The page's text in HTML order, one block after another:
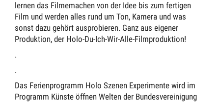
lernen das Filmemachen von der Idee bis zum fertigen
Film und werden alles rund um Ton, Kamera und was
sonst dazu gehört ausprobieren. Ganz aus eigener
Produktion, der Holo-Du-Ich-Wir-Alle-Filmproduktion!
.
.
Das Ferienprogramm Holo Szenen Experimente wird im
Programm Künste öffnen Welten der Bundesvereinigung